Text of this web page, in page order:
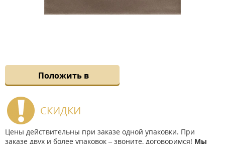
Положить в
СКИДКИ
Цены действительны при заказе одной упаковки. При
заказе двух и более упаковок – звоните, договоримся! Мы